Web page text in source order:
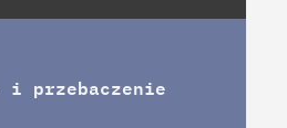
i przebaczenie